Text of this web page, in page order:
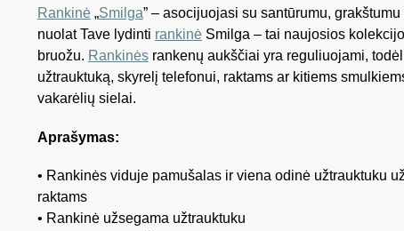
Rankinė„Smilga” – asocijuojasi su santūrumu,
nuolat Tave lydinti rankinėSmilga – tai naujosios
bruožu. Rankinėsrankenų aukščiai yra reguliuojami,
užtrauktuką, skyrelį telefonui, raktams ar kitiems
vakarėlių sielai.
Aprašymas:
• Rankinės viduje pamušalas ir viena odinė užtrauktuku
raktams
• Rankinė užsegama užtrauktuku